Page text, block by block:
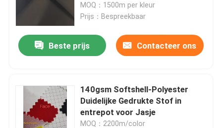
MOQ：1500m per kleur
Prijs：Bespreekbaar
Beste prijs Contacteer ons
140gsm Softshell-Polyester
Duidelijke Gedrukte Stof in
entrepot voor Jasje
MOQ：2200m/color